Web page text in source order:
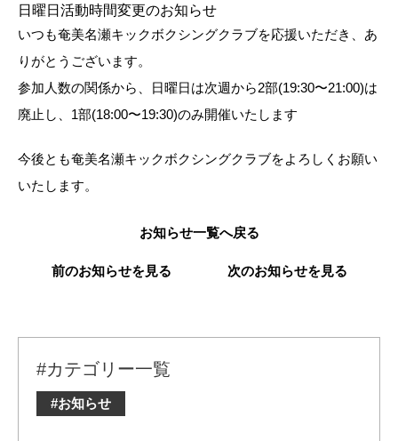
日曜日活動時間変更のお知らせ
いつも奄美名瀬キックボクシングクラブを応援いただき、あ
りがとうございます。
参加人数の関係から、日曜日は次週から2部(19:30〜21:00)は
廃止し、1部(18:00〜19:30)のみ開催いたします
今後とも奄美名瀬キックボクシングクラブをよろしくお願い
いたします。
前のお知らせを見る
お知らせ一覧へ戻る
次のお知らせを見る
#カテゴリー一覧
#お知らせ